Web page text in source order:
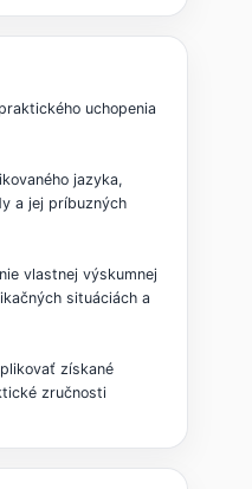
uchopenia
jazyka,
a jej príbuzných
vlastnej výskumnej
situáciách a
získané
zručnosti